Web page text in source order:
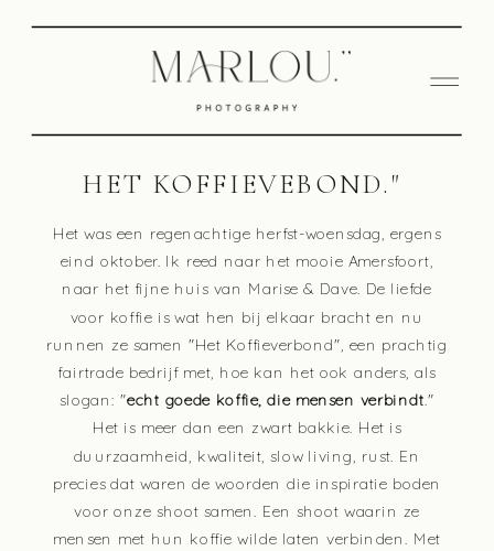
HET KOFFIEVEBOND."
Het was een regenachtige herfst-woensdag, ergens
eind oktober. Ik reed naar het mooie Amersfoort,
naar het fijne huis van Marise & Dave. De liefde
voor koffie is wat hen bij elkaar bracht en nu
runnen ze samen "Het Koffieverbond", een prachtig
fairtrade bedrijf met, hoe kan het ook anders, als
slogan: "echt goede koffie, die mensen verbindt."
Het is meer dan een zwart bakkie. Het is
duurzaamheid, kwaliteit, slow living, rust. En
precies dat waren de woorden die inspiratie boden
voor onze shoot samen. Een shoot waarin ze
mensen met hun koffie wilde laten verbinden. Met